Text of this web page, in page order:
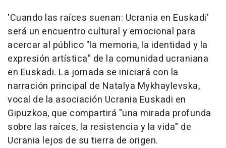
'Cuando las raíces suenan: Ucrania en Euskadi'
será un encuentro cultural y emocional para
acercar al público "la memoria, la identidad y la
expresión artística" de la comunidad ucraniana
en Euskadi. La jornada se iniciará con la
narración principal de Natalya Mykhaylevska,
vocal de la asociación Ucrania Euskadi en
Gipuzkoa, que compartirá "una mirada profunda
sobre las raíces, la resistencia y la vida" de
Ucrania lejos de su tierra de origen.